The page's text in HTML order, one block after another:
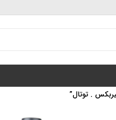
. توتال”